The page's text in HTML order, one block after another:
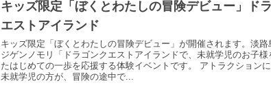
キッズ限定「ぼくとわたしの冒険デビュー」ド
エストアイランド
キッズ限定「ぼくとわたしの冒険デビュー」が開催されます。淡路
ジゲンノモリ「ドラゴンクエストアイランドで、未就学児のお子様
たはじめての一歩を応援する体験イベントです。 アトラクション
未就学児の方が、冒険の途中で...